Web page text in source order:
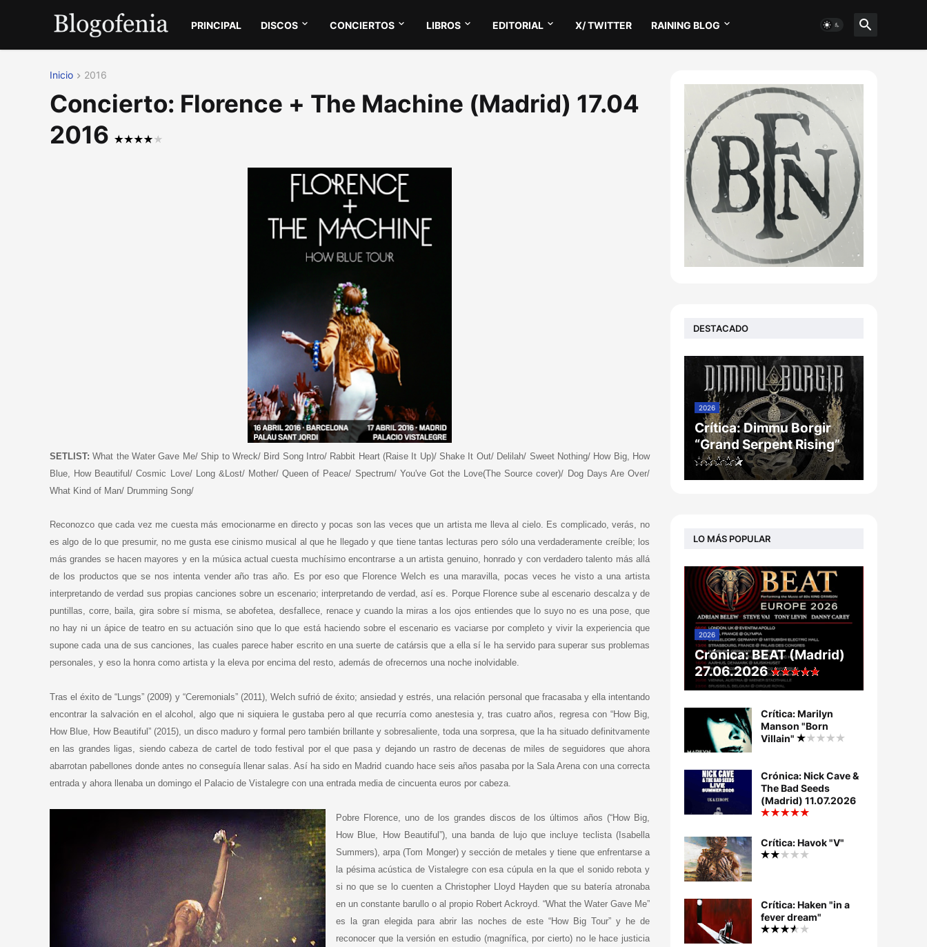
PRINCIPAL DISCOS CONCIERTOS LIBROS EDITORIAL X/ TWITTER RAINING BLOG
Inicio 2016
Concierto: Florence + The Machine (Madrid) 17.04
2016
SETLIST: What the Water Gave Me/ Ship to Wreck/ Bird Song Intro/ Rabbit Heart (Raise It Up)/ Shake It Out/ Delilah/ Sweet Nothing/ How Big, How
Blue, How Beautiful/ Cosmic Love/ Long &Lost/ Mother/ Queen of Peace/ Spectrum/ You've Got the Love(The Source cover)/ Dog Days Are Over/
What Kind of Man/ Drumming Song/
Reconozco que cada vez me cuesta más emocionarme en directo y pocas son las veces que un artista me lleva al cielo. Es complicado, verás, no
es algo de lo que presumir, no me gusta ese cinismo musical al que he llegado y que tiene tantas lecturas pero sólo una verdaderamente creíble; los
más grandes se hacen mayores y en la música actual cuesta muchísimo encontrarse a un artista genuino, honrado y con verdadero talento más allá
de los productos que se nos intenta vender año tras año. Es por eso que Florence Welch es una maravilla, pocas veces he visto a una artista
interpretando de verdad sus propias canciones sobre un escenario; interpretando de verdad, así es. Porque Florence sube al escenario descalza y de
puntillas, corre, baila, gira sobre sí misma, se abofetea, desfallece, renace y cuando la miras a los ojos entiendes que lo suyo no es una pose, que
no hay ni un ápice de teatro en su actuación sino que lo que está haciendo sobre el escenario es vaciarse por completo y vivir la experiencia que
supone cada una de sus canciones, las cuales parece haber escrito en una suerte de catársis que a ella sí le ha servido para superar sus problemas
personales, y eso la honra como artista y la eleva por encima del resto, además de ofrecernos una noche inolvidable.
Tras el éxito de “Lungs” (2009) y “Ceremonials” (2011), Welch sufrió de éxito; ansiedad y estrés, una relación personal que fracasaba y ella intentando
encontrar la salvación en el alcohol, algo que ni siquiera le gustaba pero al que recurría como anestesia y, tras cuatro años, regresa con “How Big,
How Blue, How Beautiful” (2015), un disco maduro y formal pero también brillante y sobresaliente, toda una sorpresa, que la ha situado definitvamente
en las grandes ligas, siendo cabeza de cartel de todo festival por el que pasa y dejando un rastro de decenas de miles de seguidores que ahora
abarrotan pabellones donde antes no conseguía llenar salas. Así ha sido en Madrid cuando hace seis años pasaba por la Sala Arena con una correcta
entrada y ahora llenaba un domingo el Palacio de Vistalegre con una entrada media de cincuenta euros por cabeza.
Pobre Florence, uno de los grandes discos de los últimos años (“How Big,
How Blue, How Beautiful”), una banda de lujo que incluye teclista (Isabella
Summers), arpa (Tom Monger) y sección de metales y tiene que enfrentarse a
la pésima acústica de Vistalegre con esa cúpula en la que el sonido rebota y
si no que se lo cuenten a Christopher Lloyd Hayden que su batería atronaba
en un constante barullo o al propio Robert Ackroyd. “What the Water Gave Me”
es la gran elegida para abrir las noches de este “How Big Tour” y he de
reconocer que la versión en estudio (magnífica, por cierto) no le hace justicia
DESTACADO
2026
Crítica: Dimmu Borgir
“Grand Serpent Rising”
LO MÁS POPULAR
2026
Crónica: BEAT (Madrid)
27.06.2026
Crítica: Marilyn
Manson "Born
Villain"
Crónica: Nick Cave &
The Bad Seeds
(Madrid) 11.07.2026
Crítica: Havok "V"
Crítica: Haken "in a
fever dream"